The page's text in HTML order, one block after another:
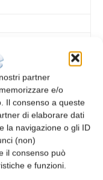
partner
e/o
Il consenso a queste
di elaborare dati
la navigazione o gli ID
(non)
il consenso può
e funzioni.